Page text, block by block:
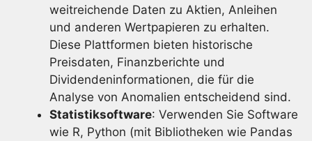
weitreichende Daten zu Aktien, Anleihen
und anderen Wertpapieren zu erhalten.
Diese Plattformen bieten historische
Preisdaten, Finanzberichte und
Dividendeninformationen, die für die
Analyse von Anomalien entscheidend sind.
Statistiksoftware: Verwenden Sie Software
wie R, Python (mit Bibliotheken wie Pandas